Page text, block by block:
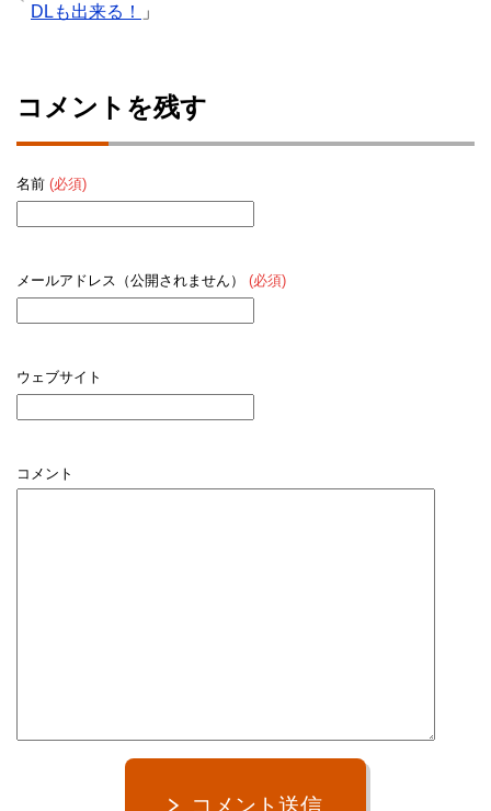
DLも出来る！
」
コメントを残す
名前 (必須)
メールアドレス（公開されません） (必須)
ウェブサイト
コメント
コメント送信